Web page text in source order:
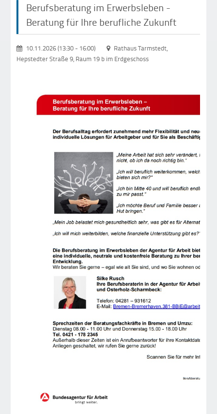
Berufsberatung im Erwerbsleben -
Beratung für Ihre berufliche Zukunft
10.11.2026 (13:30- 16:00)
Rathaus Tarmstedt,
Hepstedter Straße 9, Raum 19 b im Erdgeschoss